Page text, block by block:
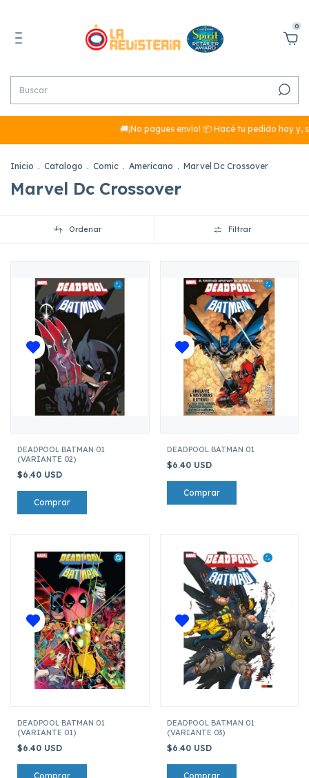
0
🚚¡No pagues envío! 📦 Hacé tu pedido hoy y,
Inicio . Catalogo . Comic . Americano . Marvel Dc Crossover
Marvel Dc Crossover
Ordenar Filtrar
DEADPOOL BATMAN 01
(VARIANTE 02)
$6.40 USD
DEADPOOL BATMAN 01
$6.40 USD
DEADPOOL BATMAN 01
(VARIANTE 01)
$6.40 USD
DEADPOOL BATMAN 01
(VARIANTE 03)
$6.40 USD